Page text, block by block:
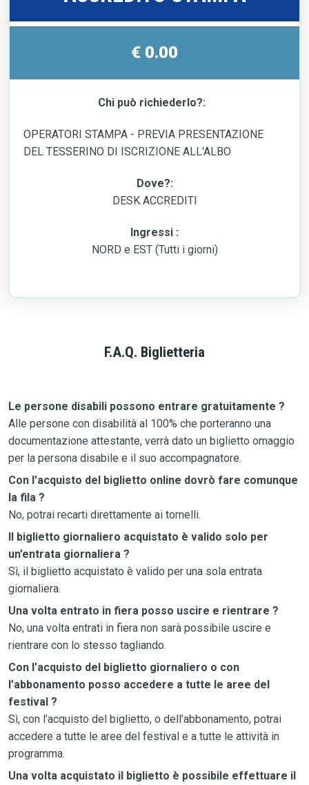
€ 0.00
Chi può richiederlo?:
OPERATORI STAMPA - PREVIA PRESENTAZIONE
DEL TESSERINO DI ISCRIZIONE ALL'ALBO
Dove?:
DESK ACCREDITI
Ingressi :
NORD e EST (Tutti i giorni)
F.A.Q. Biglietteria
Le persone disabili possono entrare gratuitamente ?
Alle persone con disabilità al 100% che porteranno una
documentazione attestante, verrà dato un biglietto omaggio
per la persona disabile e il suo accompagnatore.
Con l’acquisto del biglietto online dovrò fare comunque
la fila ?
No, potrai recarti direttamente ai tornelli.
Il biglietto giornaliero acquistato è valido solo per
un’entrata giornaliera ?
Sì, il biglietto acquistato è valido per una sola entrata
giornaliera.
Una volta entrato in fiera posso uscire e rientrare ?
No, una volta entrati in fiera non sarà possibile uscire e
rientrare con lo stesso tagliando.
Con l’acquisto del biglietto giornaliero o con
l’abbonamento posso accedere a tutte le aree del
festival ?
Sì, con l’acquisto del biglietto, o dell’abbonamento, potrai
accedere a tutte le aree del festival e a tutte le attività in
programma.
Una volta acquistato il biglietto è possibile effettuare il